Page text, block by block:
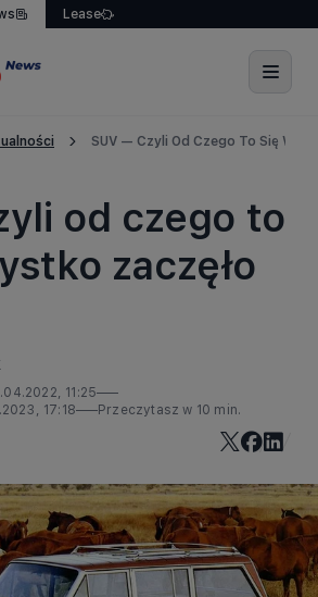
Lease
SUV — Czyli Od Czego To Się
od czego to
zaczęło
11:25
17:18 Przeczytasz w 10 min.